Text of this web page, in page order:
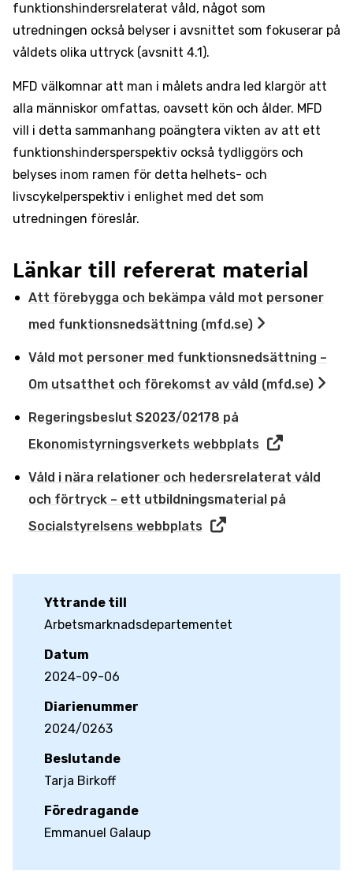
funktionshindersrelaterat våld, något som
utredningen också belyser i avsnittet som fokuserar på
våldets olika uttryck (avsnitt 4.1).
MFD välkomnar att man i målets andra led klargör att
alla människor omfattas, oavsett kön och ålder. MFD
vill i detta sammanhang poängtera vikten av att ett
funktionshindersperspektiv också tydliggörs och
belyses inom ramen för detta helhets- och
livscykelperspektiv i enlighet med det som
utredningen föreslår.
Länkar till refererat material
Att förebygga och bekämpa våld mot personer
med funktionsnedsättning (mfd.se)
Våld mot personer med funktionsnedsättning –
Om utsatthet och förekomst av våld (mfd.se)
Regeringsbeslut S2023/02178 på
Ekonomistyrningsverkets webbplats
Våld i nära relationer och hedersrelaterat våld
och förtryck – ett utbildningsmaterial på
Socialstyrelsens webbplats
Yttrande till
Arbetsmarknadsdepartementet
Datum
2024-09-06
Diarienummer
2024/0263
Beslutande
Tarja Birkoff
Föredragande
Emmanuel Galaup